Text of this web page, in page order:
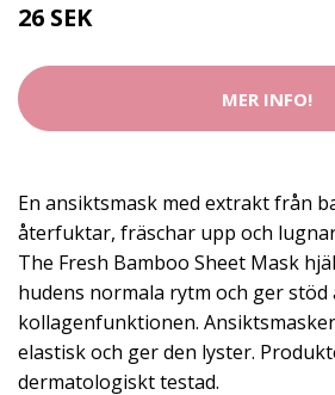
26 SEK
MER INFO!
En ansiktsmask med extrakt från
återfuktar, fräschar upp och lugnar
The Fresh Bamboo Sheet Mask
hudens normala rytm och ger stöd
kollagenfunktionen.
elastisk och ger den lyster.
dermatologiskt testad.